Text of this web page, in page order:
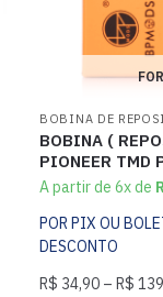
BOBINA DE
BOBINA (
PIONEER TMD
A partir de 6x de
POR PIX OU
DESCONTO
R$ 34,90 – R$